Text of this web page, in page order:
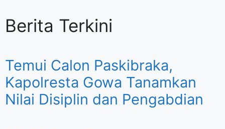
Berita Terkini
Temui Calon Paskibraka,
Kapolresta Gowa Tanamkan
Nilai Disiplin dan Pengabdian